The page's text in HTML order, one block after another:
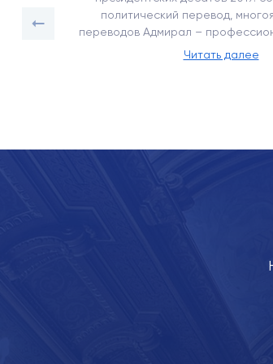
политический перевод,
переводов Адмирал –
Читать далее